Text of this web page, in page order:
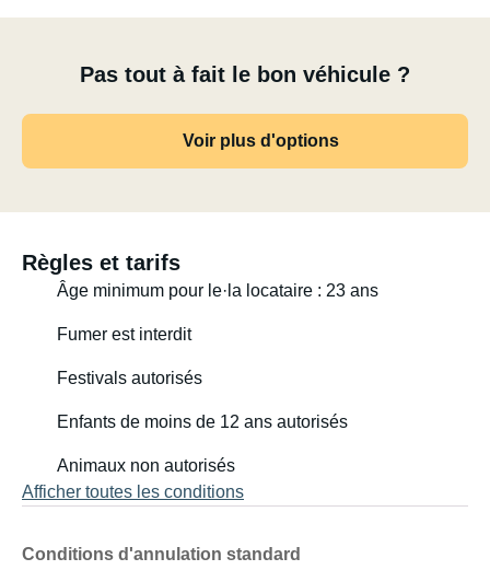
- 2 bouteilles de gaz à bord (à remplir lorsqu'une est vide)
- Porte-vélos (2 vélos, vélos électriques interdits)
- Garage très spacieux (avec table et chaises de
camping, barbecue/réchaud à gaz, douche solaire, bidon
- Cabine climatisée
- Chauffage d'appoint à gaz dans le séjour
Options supplémentaires disponibles :
Pas tout à fait le bon véhicule ?
Voir plus d'options
Règles et tarifs
Âge minimum pour le·la locataire : 23 ans
Fumer est interdit
Festivals autorisés
Enfants de moins de 12 ans autorisés
Animaux non autorisés
Afficher toutes les conditions
Conditions d'annulation standard